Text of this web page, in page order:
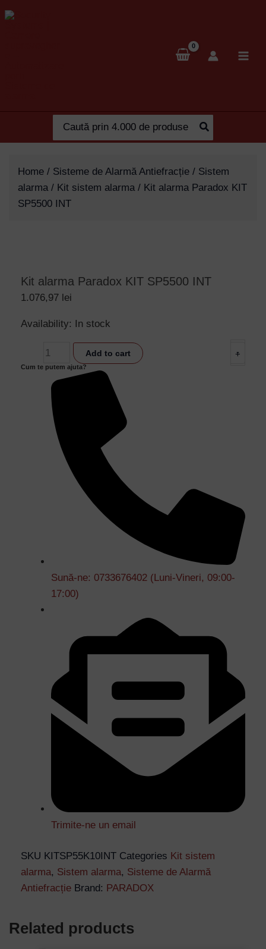
Skip
to
for:
Home / Sisteme de Alarmă Antiefracție / Sistem
alarma/ Kit sistem alarma/ Kit alarma Paradox KIT
SP5500 INT
Kit alarma Paradox KIT SP5500 INT
1.076,97 lei
Availability: In stock
-
Kit
Paradox
KIT
SP5500
quantity
+
Add to cart
Cum te putem ajuta?
Sună-ne: 0733676402 (Luni-Vineri, 09:00-
17:00)
Trimite-ne un email
SKU KITSP55K10INT Categories Kit sistem
alarma, Sistem alarma, Sisteme de Alarmă
Antiefracție Brand: PARADOX
Related products